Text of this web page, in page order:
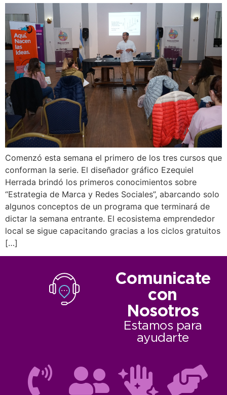
Comenzó esta semana el primero de los tres cursos que
conforman la serie. El diseñador gráfico Ezequiel
Herrada brindó los primeros conocimientos sobre
“Estrategia de Marca y Redes Sociales”, abarcando solo
algunos conceptos de un programa que terminará de
dictar la semana entrante. El ecosistema emprendedor
local se sigue capacitando gracias a los ciclos gratuitos
[…]
Comunicate
con
Nosotros
Estamos para
ayudarte